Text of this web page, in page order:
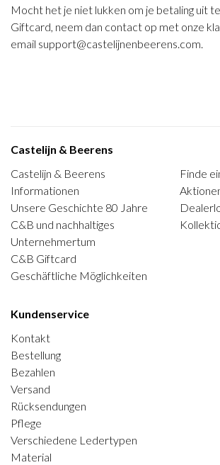
Mocht het je niet lukken om je betaling uit
Giftcard, neem dan contact op met onze
email support@castelijnenbeerens.com.
Castelijn & Beerens
Castelijn & Beerens
Informationen
Unsere Geschichte 80 Jahre
C&B und nachhaltiges
Unternehmertum
C&B Giftcard
Geschäftliche Möglichkeiten
Finde
Kundenservice
Kontakt
Bestellung
Bezahlen
Versand
Rücksendungen
Pflege
Verschiedene Ledertypen
Material